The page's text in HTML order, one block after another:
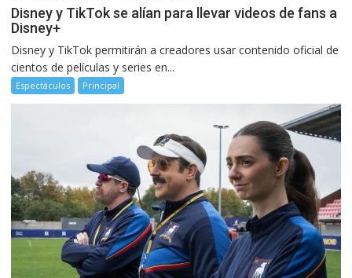
Disney y TikTok se alían para llevar videos de fans a
Disney+
Disney y TikTok permitirán a creadores usar contenido oficial de
cientos de películas y series en...
Espectáculos Principal